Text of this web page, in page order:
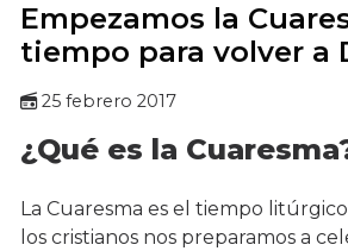
Empezamos la
tiempo para volver a
25 febrero 2017
¿Qué es la
La Cuaresma es el tiempo
los cristianos nos preparamos a